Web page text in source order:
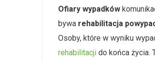
Ofiary wypadków
bywa rehabilitacja
Osoby, które w wyniku
rehabilitacji do końca życia.